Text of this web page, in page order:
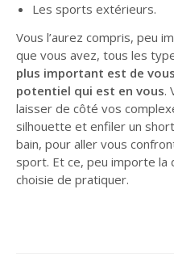
Les sports extérieurs.
Vous l’aurez compris, peu
que vous avez, tous les
plus important est de
potentiel qui est en vous.
laisser de côté vos
silhouette et enfiler un
bain, pour aller vous
sport. Et ce, peu importe la
choisie de pratiquer.